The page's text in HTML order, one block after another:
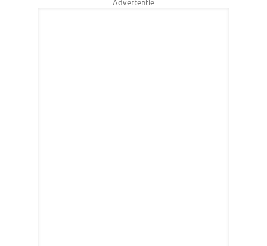
Advertentie